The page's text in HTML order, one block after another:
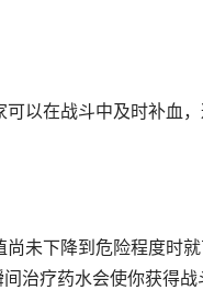
以在战斗中及时补血
未下降到危险程度时
治疗药水会使你获得战